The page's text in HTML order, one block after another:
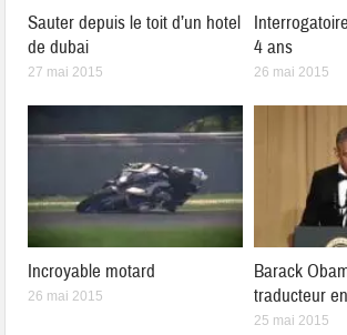
Sauter depuis le toit d’un hotel
de dubai
27 mai 2015
4 ans
26 mai 2015
Incroyable motard
26 mai 2015
Barack
traducteur
25 mai 2015